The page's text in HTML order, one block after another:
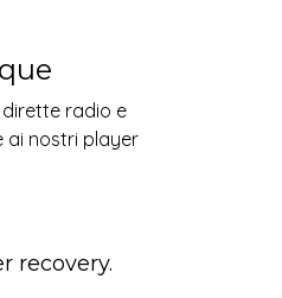
radio e
ai nostri player
recovery.